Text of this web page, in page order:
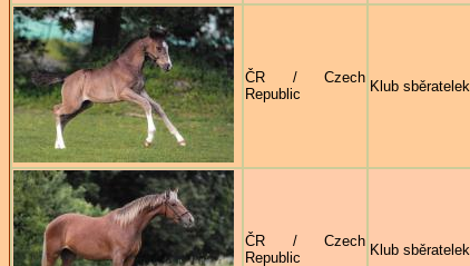
ČR / Czech
Republic
Klub sběratelek
ČR / Czech
Republic
Klub sběratelek